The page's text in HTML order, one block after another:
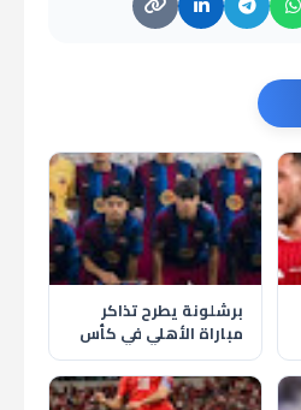
برشلونة يطرح تذاكر
مباراة الأهلي في كأس
خوان جامبر قبل موقعة
كامب نو